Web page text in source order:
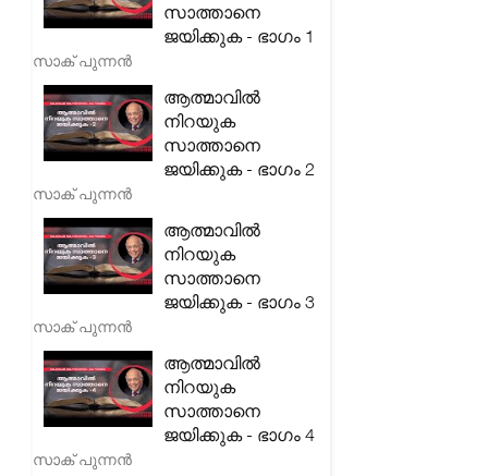
സാത്താനെ
ജയിക്കുക - ഭാഗം 1
സാക് പുന്നൻ
ആത്മാവിൽ
നിറയുക
സാത്താനെ
ജയിക്കുക - ഭാഗം 2
സാക് പുന്നൻ
ആത്മാവിൽ
നിറയുക
സാത്താനെ
ജയിക്കുക - ഭാഗം 3
സാക് പുന്നൻ
ആത്മാവിൽ
നിറയുക
സാത്താനെ
ജയിക്കുക - ഭാഗം 4
സാക് പുന്നൻ